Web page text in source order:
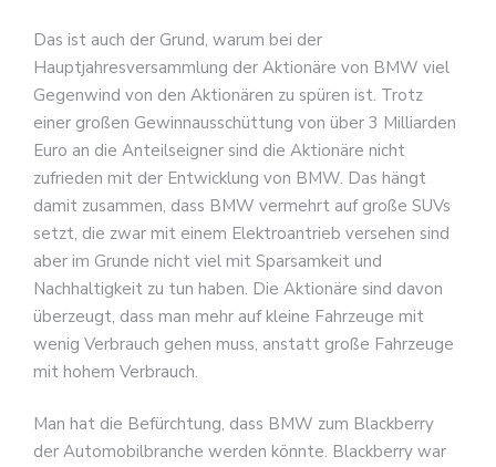
Das ist auch der Grund, warum bei der
Hauptjahresversammlung der Aktionäre von BMW viel
Gegenwind von den Aktionären zu spüren ist. Trotz
einer großen Gewinnausschüttung von über 3 Milliarden
Euro an die Anteilseigner sind die Aktionäre nicht
zufrieden mit der Entwicklung von BMW. Das hängt
damit zusammen, dass BMW vermehrt auf große SUVs
setzt, die zwar mit einem Elektroantrieb versehen sind
aber im Grunde nicht viel mit Sparsamkeit und
Nachhaltigkeit zu tun haben. Die Aktionäre sind davon
überzeugt, dass man mehr auf kleine Fahrzeuge mit
wenig Verbrauch gehen muss, anstatt große Fahrzeuge
mit hohem Verbrauch.
Man hat die Befürchtung, dass BMW zum Blackberry
der Automobilbranche werden könnte. Blackberry war